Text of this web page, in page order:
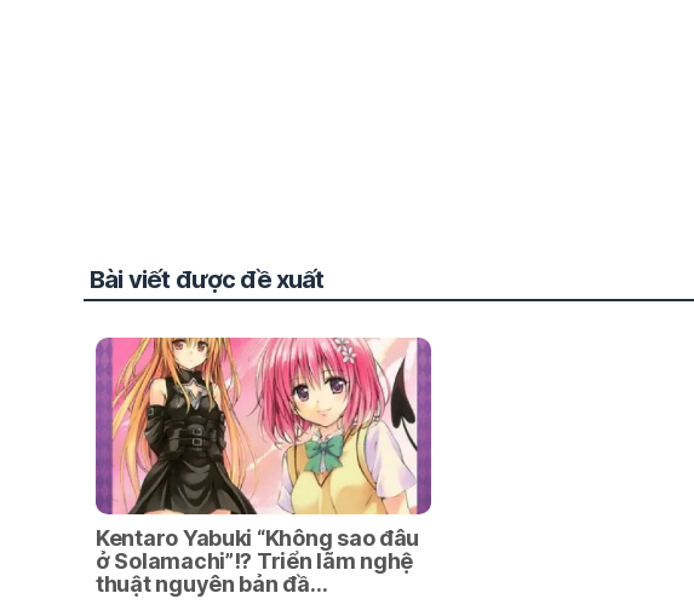
Bài viết được đề xuất
Kentaro Yabuki “Không sao đâu
ở Solamachi”!? Triển lãm nghệ
thuật nguyên bản đầ…